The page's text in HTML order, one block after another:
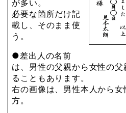
が多い。
必要な箇所だけ記
載し、そのまま使
う。
●差出人の名前
は、男性の父親から女性の
ることもあります。
右の画像は、男性本人から女
方。